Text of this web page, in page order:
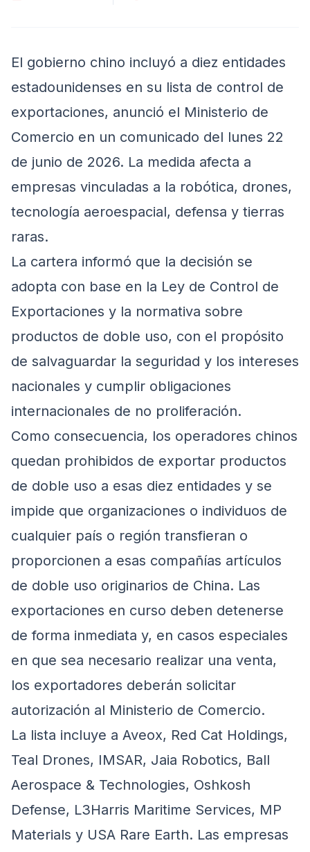
El gobierno chino incluyó a diez entidades
estadounidenses en su lista de control de
exportaciones, anunció el Ministerio de
Comercio en un comunicado del lunes 22
de junio de 2026. La medida afecta a
empresas vinculadas a la robótica, drones,
tecnología aeroespacial, defensa y tierras
raras.
La cartera informó que la decisión se
adopta con base en la Ley de Control de
Exportaciones y la normativa sobre
productos de doble uso, con el propósito
de salvaguardar la seguridad y los intereses
nacionales y cumplir obligaciones
internacionales de no proliferación.
Como consecuencia, los operadores chinos
quedan prohibidos de exportar productos
de doble uso a esas diez entidades y se
impide que organizaciones o individuos de
cualquier país o región transfieran o
proporcionen a esas compañías artículos
de doble uso originarios de China. Las
exportaciones en curso deben detenerse
de forma inmediata y, en casos especiales
en que sea necesario realizar una venta,
los exportadores deberán solicitar
autorización al Ministerio de Comercio.
La lista incluye a Aveox, Red Cat Holdings,
Teal Drones, IMSAR, Jaia Robotics, Ball
Aerospace & Technologies, Oshkosh
Defense, L3Harris Maritime Services, MP
Materials y USA Rare Earth. Las empresas